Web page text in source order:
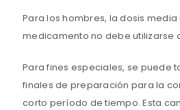
Para los hombres, la dosis
medicamento no debe utilizarse
Para fines especiales, se puede
finales de preparación para la
corto período de tiempo. Esta